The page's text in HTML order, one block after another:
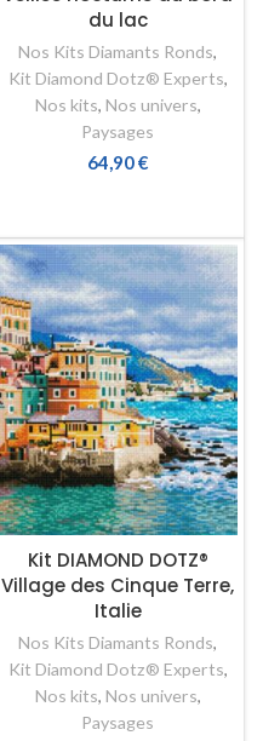
du lac
Nos Kits Diamants Ronds,
Kit Diamond Dotz® Experts,
Nos kits, Nos univers,
Paysages
64,90€
Kit DIAMOND DOTZ®
Village des Cinque Terre,
Italie
Nos Kits Diamants Ronds,
Kit Diamond Dotz® Experts,
Nos kits, Nos univers,
Paysages